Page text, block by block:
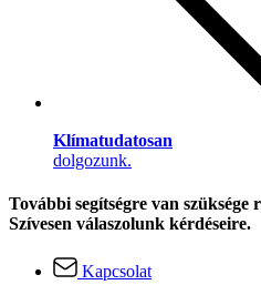
Klímatudatosan
dolgozunk.
További segítségre van szüksége
Szívesen válaszolunk kérdéseire.
Kapcsolat